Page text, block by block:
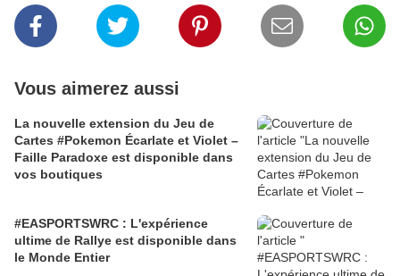
Vous aimerez aussi
La nouvelle extension du Jeu de
Cartes #Pokemon Écarlate et Violet –
Faille Paradoxe est disponible dans
vos boutiques
#EASPORTSWRC : L'expérience
ultime de Rallye est disponible dans
le Monde Entier